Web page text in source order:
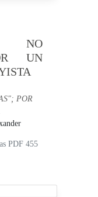
NO
UN
POR
PDF 455